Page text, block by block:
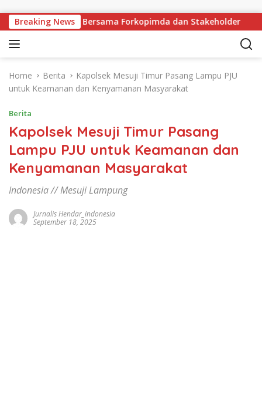
Breaking News
Polda Lampung Bersama Forkopimda dan Stakeholder
Home Berita
Kapolsek Mesuji Timur Pasang Lampu PJU
untuk Keamanan dan Kenyamanan Masyarakat
Berita
Kapolsek Mesuji Timur Pasang
Lampu PJU untuk Keamanan dan
Kenyamanan Masyarakat
Indonesia // Mesuji Lampung
Jurnalis Hendar_indonesia
September 18, 2025